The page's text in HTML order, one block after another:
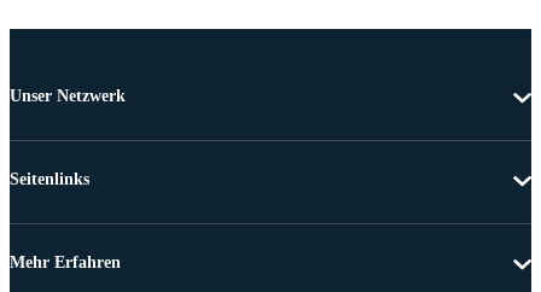
Unser Netzwerk
Seitenlinks
Mehr Erfahren